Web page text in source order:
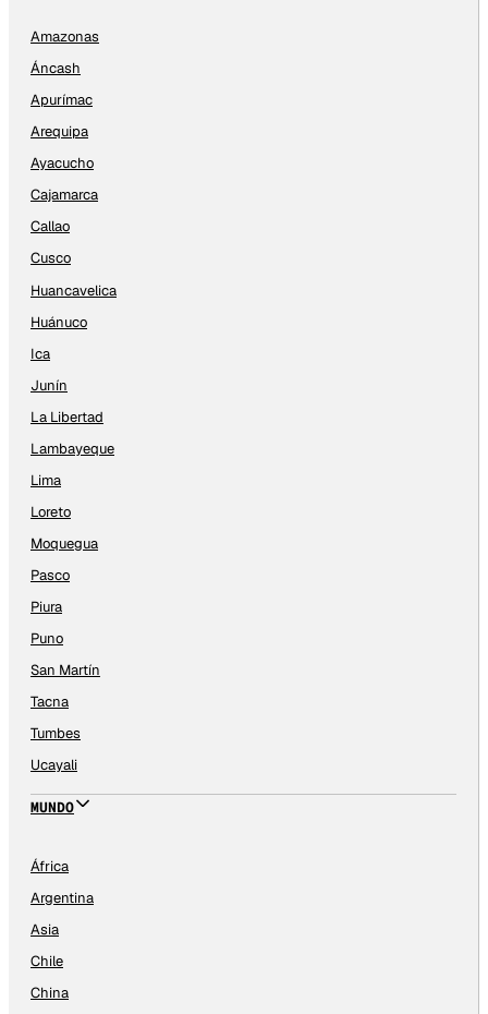
Amazonas
Áncash
Apurímac
Arequipa
Ayacucho
Cajamarca
Callao
Cusco
Huancavelica
Huánuco
Ica
Junín
La Libertad
Lambayeque
Lima
Loreto
Moquegua
Pasco
Piura
Puno
San Martín
Tacna
Tumbes
Ucayali
MUNDO
África
Argentina
Asia
Chile
China